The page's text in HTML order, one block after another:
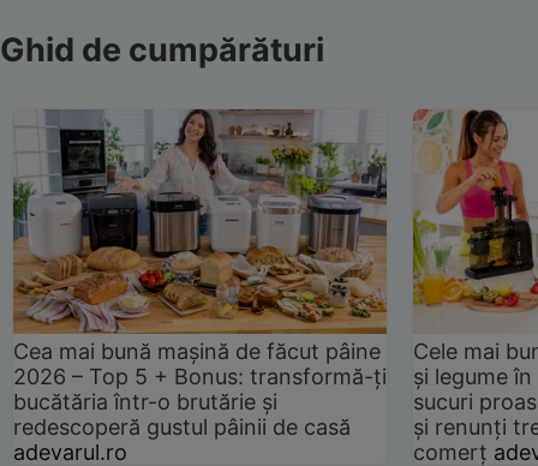
Ghid de cumpărături
Cea mai bună mașină de făcut pâine
2026 – Top 5 + Bonus: transformă-ți
bucătăria într-o brutărie și
redescoperă gustul pâinii de casă
adevarul.ro
Cele mai
și legume
sucuri
și renunți
comerț